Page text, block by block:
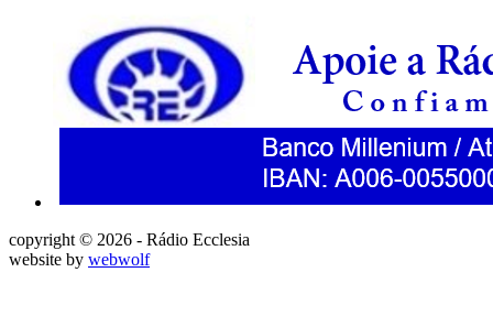
copyright © 2026 - Rádio Ecclesia
website by webwolf